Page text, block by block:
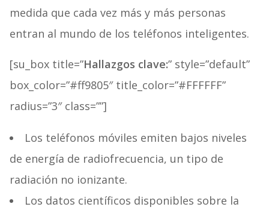
medida que cada vez más y más personas
entran al mundo de los teléfonos inteligentes.
[su_box title=”Hallazgos clave:” style=”default”
box_color=”#ff9805″ title_color=”#FFFFFF”
radius=”3″ class=””]
Los teléfonos móviles emiten bajos niveles
de energía de radiofrecuencia, un tipo de
radiación no ionizante.
Los datos científicos disponibles sobre la